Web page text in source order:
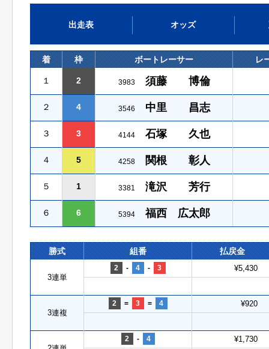
出走表 オッズ
着 枠 ボートレーサー レ
１ 2 3983 須藤 博倫
２ 4 3546 中里 昌志
３ 3 4144 石塚 久也
４ 5 4258 関根 彰人
５ 1 3381 滝沢 芳行
６ 6 5394 福西 広太郎
勝式 組番 払戻金
3連単
2 - 4 - 3 ¥5,430
3連複
2 = 3 = 4 ¥920
2 - 4 ¥1,730